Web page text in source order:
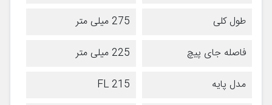
طول کلی
275 میلی متر
فاصله جای پیچ
225 میلی متر
مدل پایه
FL 215